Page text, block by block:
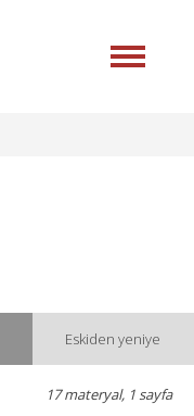
Eskiden yeniye
17 materyal, 1 sayfa